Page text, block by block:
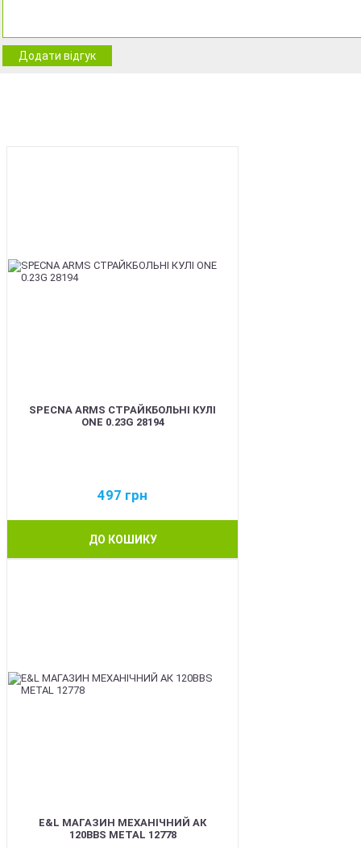
Додати відгук
SPECNA ARMS СТРАЙКБОЛЬНІ КУЛІ
ONE 0.23G 28194
497 грн
ДО КОШИКУ
E&L МАГАЗИН МЕХАНІЧНИЙ АК
120BBS METAL 12778